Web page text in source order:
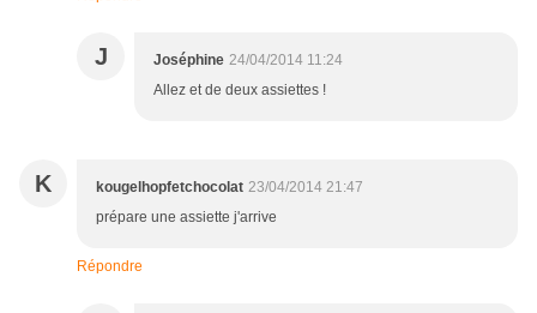
J Joséphine 24/04/2014 11:24
Allez et de deux assiettes !
K kougelhopfetchocolat 23/04/2014 21:47
prépare une assiette j'arrive
Répondre